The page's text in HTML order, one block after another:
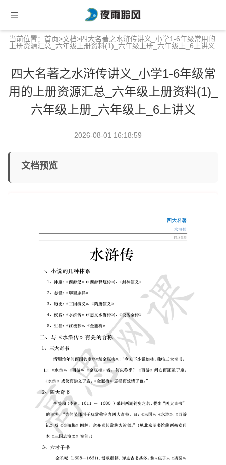
当前位置： 首页>文档>四大名著之水浒传讲义_小学1-6年级常用的
上册资源汇总_六年级上册资料(1)_六年级上册_六年级上_6上讲义
四大名著之水浒传讲义_小学1-6年级常
用的上册资源汇总_六年级上册资料(1)_
六年级上册_六年级上_6上讲义
2026-08-01 16:18:59
文档预览